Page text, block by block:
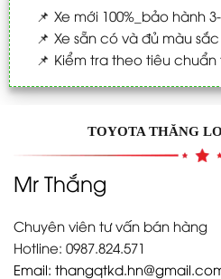
📌 Xe mới 100%_bảo hành
📌 Xe sẵn có và đủ màu sắc
📌 Kiểm tra theo tiêu chuẩn
TOYOTA THĂNG
Mr Thắng
Chuyên viên tư vấn bán hàng
Hotline: 0987.824.571
Email: